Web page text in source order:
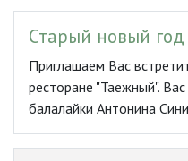
Старый новый
Приглашаем Вас
ресторане "Таежный".
балалайки Антонина